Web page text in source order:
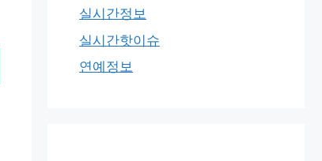
실시간정보
실시간핫이슈
연예정보